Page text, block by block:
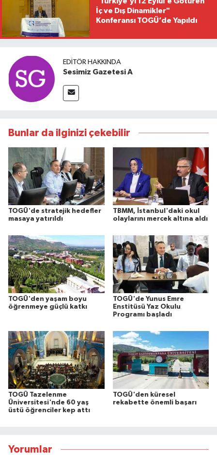
İç ve Dış Dinamikler"
Konferansı TOGÜ’de Yapıldı
EDITÖR HAKKINDA
Sesimiz Gazetesi A
Bunlar da ilginizi çekebilir
TOGÜ'de stratejik hedefler
masaya yatırıldı
TBMM, İstanbul'daki okul
olaylarını mercek altına aldı
TOGÜ'den yaşam boyu
öğrenmeye güçlü katkı
TOGÜ'de Yunus Emre
Enstitüsü Yaz Okulu
Programı başladı
TOGÜ Tazelenme
Üniversitesi'nde 60 yaş
üstü öğrenciler kep attı
TOGÜ'den küresel
rekabette önemli başarı
Yorumlar